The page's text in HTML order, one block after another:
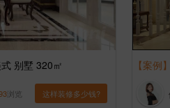
别墅 320㎡
浏览 这样装修多少钱?
【案例